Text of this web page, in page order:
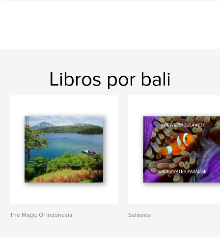
Libros por bali
The Magic Of Indonesia Sulawesi